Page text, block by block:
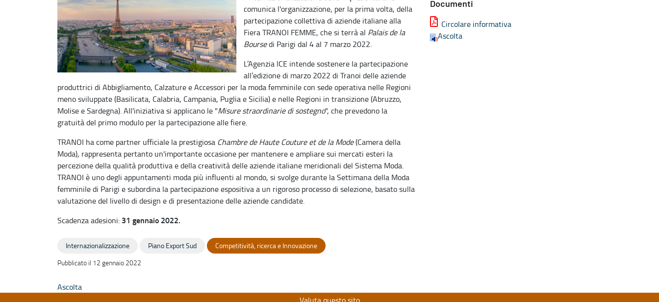
comunica l'organizzazione, per la prima volta, della
partecipazione collettiva di aziende italiane alla
Fiera TRANOI FEMME, che si terrà al Palais de la
Boursedi Parigi dal 4 al 7 marzo 2022.
L’Agenzia ICE intende sostenere la partecipazione
all’edizione di marzo 2022 di Tranoi delle aziende
produttrici di Abbigliamento, Calzature e Accessori per la moda femminile con sede operativa nelle Regioni
meno sviluppate (Basilicata, Calabria, Campania, Puglia e Sicilia) e nelle Regioni in transizione (Abruzzo,
Molise e Sardegna). All'iniziativa si applicano le "Misure straordinarie di sostegno", che prevedono la
gratuità del primo modulo per la partecipazione alle fiere.
TRANOI ha come partner ufficiale la prestigiosa Chambre de Haute Couture et de la Mode(Camera della
Moda), rappresenta pertanto un'importante occasione per mantenere e ampliare sui mercati esteri la
percezione della qualità produttiva e della creatività delle aziende italiane meridionali del Sistema Moda.
TRANOI è uno degli appuntamenti moda più influenti al mondo, si svolge durante la Settimana della Moda
femminile di Parigi e subordina la partecipazione espositiva a un rigoroso processo di selezione, basato sulla
valutazione del livello di design e di presentazione delle aziende candidate.
Scadenza adesioni: 31 gennaio 2022.
Documenti
Circolare informativa
Ascolta
Internazionalizzazione Piano Export Sud
Competitività, ricerca e Innovazione
Pubblicato il 12 gennaio 2022
Ascolta
Valuta questo sito